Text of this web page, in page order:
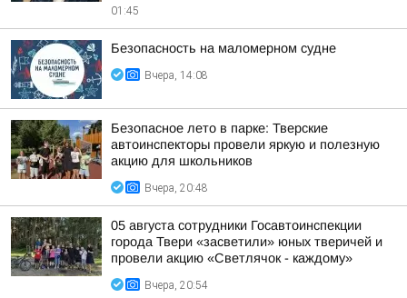
01:45
Безопасность на малoмернoм судне
Вчера, 14:08
Безопасное лето в парке: Тверские
автоинспекторы провели яркую и полезную
акцию для школьников
Вчера, 20:48
05 августа сотрудники Госавтоинспекции
города Твери «засветили» юных тверичей и
провели акцию «Светлячок - каждому»
Вчера, 20:54